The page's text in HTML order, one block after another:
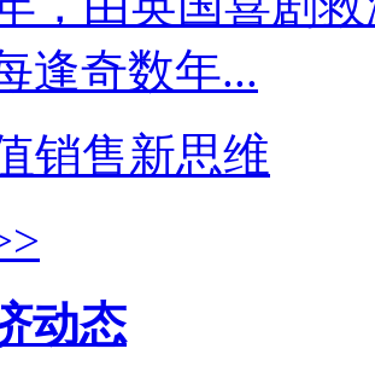
逢奇数年...
销售新思维
动态